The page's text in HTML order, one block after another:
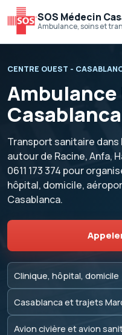
SOS Médecin
Ambulance, soins et
CENTRE OUEST -
Ambulance
Casablanca
Transport sanitaire
autour de Racine, Anfa,
0611 173 374 pour
hôpital, domicile,
Casablanca.
Clinique, hôpital, domicile
Casablanca et trajets
Avion civière et avion